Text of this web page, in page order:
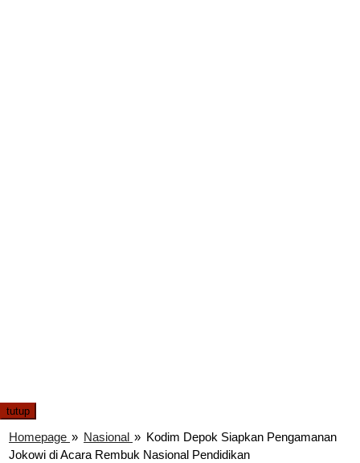
tutup
Homepage » Nasional » Kodim Depok Siapkan Pengamanan
Jokowi di Acara Rembuk Nasional Pendidikan